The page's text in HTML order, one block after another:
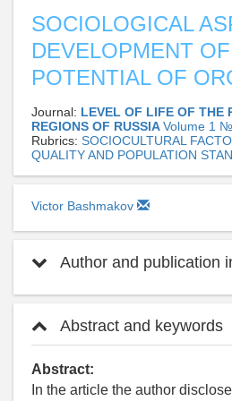
SOCIOLOGICAL
DEVELOPMENT
POTENTIAL OF
Journal: LEVEL OF LIFE OF THE
REGIONS OF RUSSIAVolume 1
Rubrics: SOCIOCULTURAL
QUALITY AND POPULATION
Victor Bashmakov
Author and publication
Abstract and keywords
Abstract:
In the article the author